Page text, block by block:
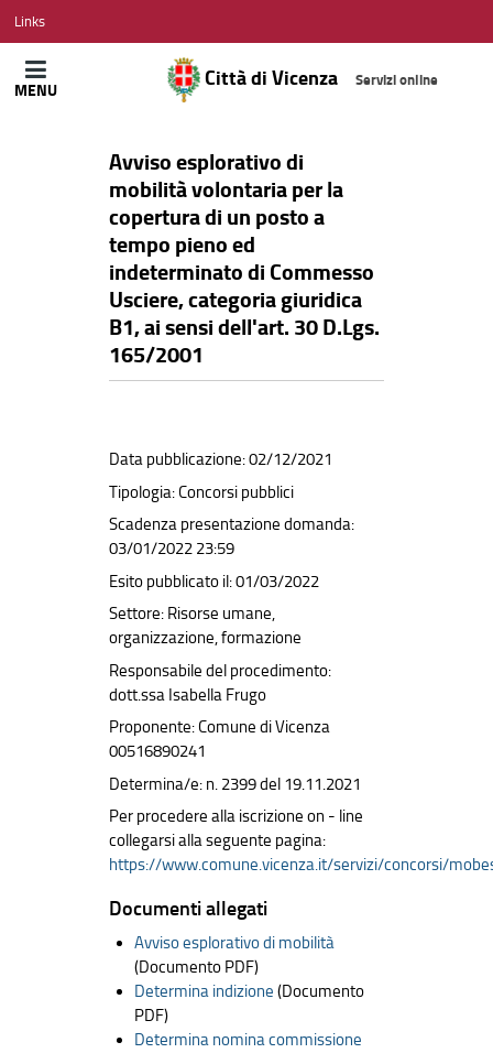
CITTÀ
DI
VICENZA
Links
Città di Vicenza Servizi online
MENU
Avviso esplorativo di
mobilità volontaria per la
copertura di un posto a
tempo pieno ed
indeterminato di Commesso
Usciere, categoria giuridica
B1, ai sensi dell'art. 30 D.Lgs.
165/2001
Data pubblicazione: 02/12/2021
Tipologia: Concorsi pubblici
Scadenza presentazione domanda:
03/01/2022 23:59
Esito pubblicato il: 01/03/2022
Settore: Risorse umane,
organizzazione, formazione
Responsabile del procedimento:
dott.ssa Isabella Frugo
Proponente: Comune di Vicenza
00516890241
Determina/e: n. 2399 del 19.11.2021
Per procedere alla iscrizione on - line
collegarsi alla seguente pagina:
https://www.comune.vicenza.it/servizi/concorsi/
Documenti allegati
Avviso esplorativo di mobilità
(Documento PDF)
Determina indizione (Documento
PDF)
Determina nomina commissione